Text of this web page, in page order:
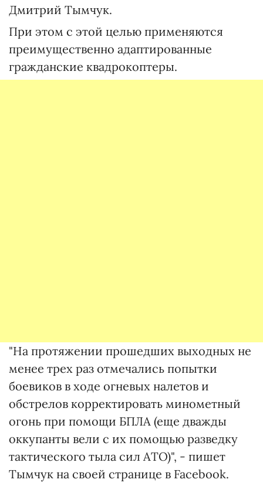
Дмитрий Тымчук.
При этом с этой целью применяются
преимущественно адаптированные
гражданские квадрокоптеры.
"На протяжении прошедших выходных не
менее трех раз отмечались попытки
боевиков в ходе огневых налетов и
обстрелов корректировать минометный
огонь при помощи БПЛА (еще дважды
оккупанты вели с их помощью разведку
тактического тыла сил АТО)", - пишет
Тымчук на своей странице в Facebook.